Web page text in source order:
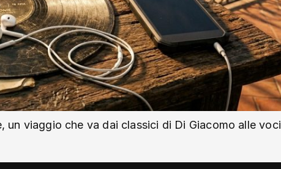
viaggio che va dai classici di Di Giacomo alle voci